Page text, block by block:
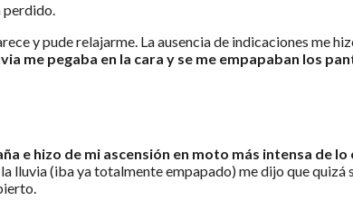
perdido.
y pude relajarme. La ausencia de indicaciones me
me pegaba en la cara y se me empapaban los
e hizo de mi ascensión en moto más intensa de
lluvia (iba ya totalmente empapado) me dijo que